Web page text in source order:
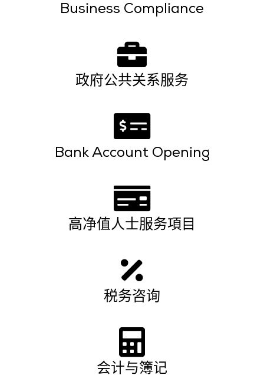
✔ 100% Foreign Ownership ✔Residency Options
Click Here
Business Compliance
政府公共关系服务
Bank Account Opening
高净值人士服务項目
税务咨询
会计与簿记